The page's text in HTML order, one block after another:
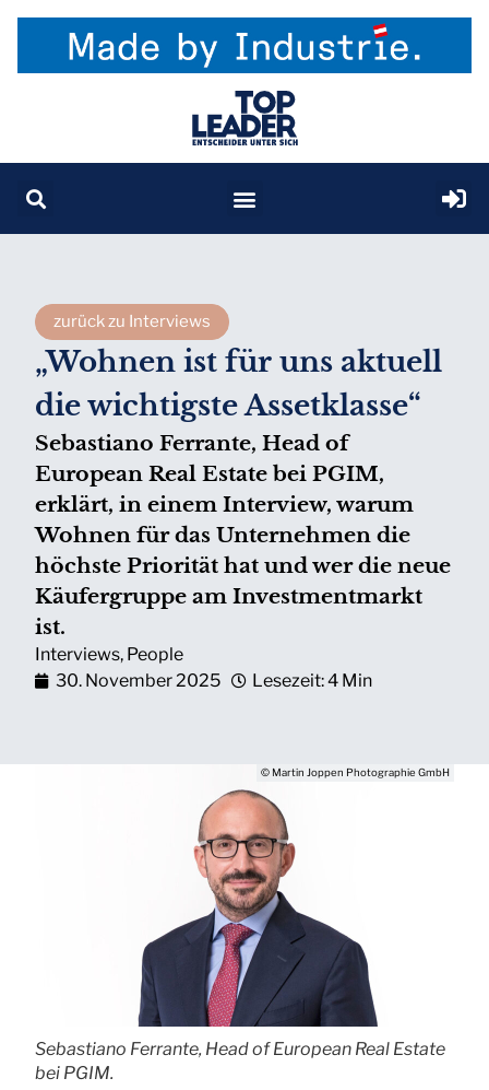
zurück zu Interviews
„Wohnen ist für uns aktuell
die wichtigste Assetklasse“
Sebastiano Ferrante, Head of
European Real Estate bei PGIM,
erklärt, in einem Interview, warum
Wohnen für das Unternehmen die
höchste Priorität hat und wer die neue
Käufergruppe am Investmentmarkt
ist.
Interviews, People
30. November 2025
Lesezeit: 4 Min
© Martin Joppen Photographie GmbH
Sebastiano Ferrante, Head of European Real Estate
bei PGIM.